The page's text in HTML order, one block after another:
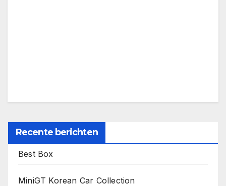
Recente berichten
Best Box
MiniGT Korean Car Collection